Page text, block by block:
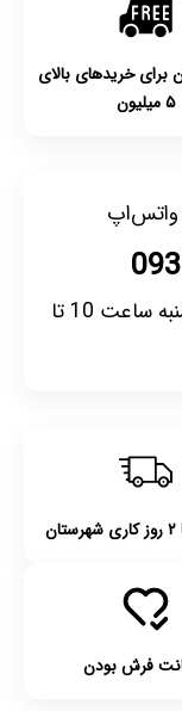
برای خریدهای بالای
۵ میلیون
واتس‌اپ
ساعت کاری شنبه تا پنج شنبه ساعت 10 تا
فرش بودن